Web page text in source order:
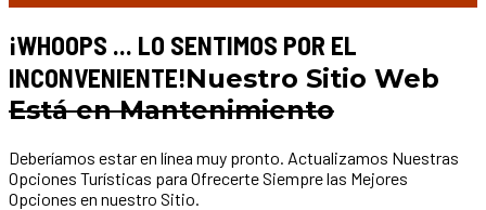
¡WHOOPS ... LO SENTIMOS POR EL
INCONVENIENTE!Nuestro Sitio Web
Está en Mantenimiento
Deberíamos estar en línea muy pronto. Actualizamos Nuestras
Opciones Turísticas para Ofrecerte Siempre las Mejores
Opciones en nuestro Sitio.